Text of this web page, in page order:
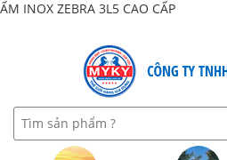
ẤM INOX ZEBRA 3L5 CAO CẤP